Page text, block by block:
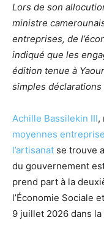
Lors de son
ministre
entreprises, de
indiqué que les
édition tenue à
simples déclarations
Achille Bassilekin III,
moyennes
l’artisanat se trouve
du gouvernement
prend part à la
l’Économie Sociale
9 juillet 2026 dans